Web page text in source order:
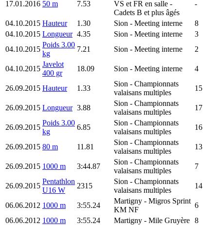
17.01.2016 50 m 7.53
VS et FR en salle -
Cadets B et plus âgés
-
04.10.2015 Hauteur 1.30 Sion - Meeting interne
8
04.10.2015 Longueur 4.35 Sion - Meeting interne
3
04.10.2015
Poids 3.00
kg
7.21 Sion - Meeting interne 2
04.10.2015
Javelot
400 gr
18.09 Sion - Meeting interne 4
26.09.2015 Hauteur 1.33
Sion - Championnats
valaisans multiples
15
26.09.2015 Longueur 3.88
Sion - Championnats
valaisans multiples
17
26.09.2015
Poids 3.00
kg
6.85
Sion - Championnats
valaisans multiples
16
26.09.2015 80 m 11.81
Sion - Championnats
valaisans multiples
13
26.09.2015 1000 m 3:44.87
Sion - Championnats
valaisans multiples
7
26.09.2015
Pentathlon
U16 W
2315
Sion - Championnats
valaisans multiples
14
06.06.2012 1000 m 3:55.24
Martigny - Migros Sprint
KM NF
6
06.06.2012 1000 m 3:55.24 Martigny - Mile Gruyère 8